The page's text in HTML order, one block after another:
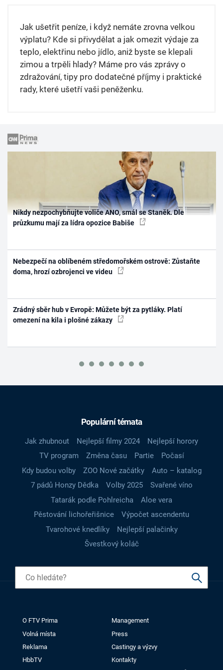
Jak ušetřit peníze, i když nemáte zrovna velkou
výplatu? Kde si přivydělat a jak omezit výdaje za
teplo, elektřinu nebo jídlo, aniž byste se klepali
zimou a trpěli hlady? Máme pro vás zprávy o
zdražování, tipy pro dodatečné příjmy i praktické
rady, které ušetří vaši peněženku.
Nikdy nezpochybňujte voliče ANO, smál se Staněk. Dle
průzkumu mají za lídra opozice Babiše
Nebezpečí na oblíbeném středomořském ostrově: Zůstaňte
doma, hrozí ozbrojenci ve videu
Zrádný sběr hub v Evropě: Můžete být za pytláky. Platí
omezení na kila i plošné zákazy
Populární témata
Jak zhubnout Nejlepší filmy 2024
Nejlepší horory
TV program
Změna času Partie
Počasí
Kdy budou volby
ZOO Nové začátky
Auto – katalog
7 pádů Honzy Dědka
Volby 2025
Svařené víno
Tatarák podle Pohlreicha
Aloe vera
Pěstování lichořeřišnice
Výpočet ascendentu
Tvarohové knedlíky
Nejlepší palačinky
Švestkový koláč
O FTV Prima
Management
Volná místa
Press
Reklama
Castingy a výzvy
HbbTV
Kontakty